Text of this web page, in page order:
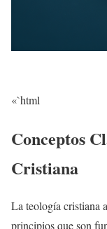
«`html
Conceptos
Cristiana
La teología cristiana
principios que son